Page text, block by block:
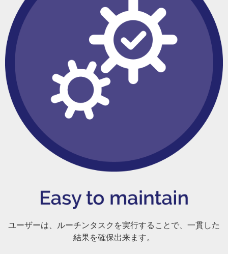
ユーザーは、ルーチンタスクを実行することで、一貫した
結果を確保出来ます。